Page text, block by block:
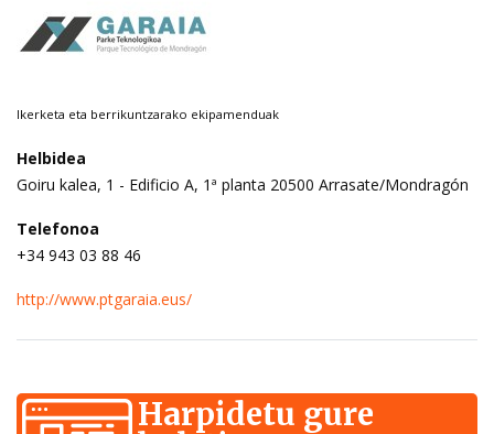
Ikerketa eta berrikuntzarako ekipamenduak
Helbidea
Goiru kalea, 1 - Edificio A, 1ª planta 20500 Arrasate/Mondragón
Telefonoa
+34 943 03 88 46
http://www.ptgaraia.eus/
Harpidetu gure